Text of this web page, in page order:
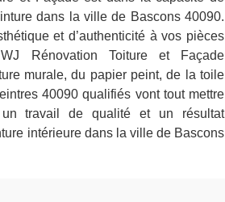
dans la ville de Bascons 40090.
et d’authenticité à vos pièces
Rénovation Toiture et Façade
murale, du papier peint, de la toile
40090 qualifiés vont tout mettre
travail de qualité et un résultat
intérieure dans la ville de Bascons